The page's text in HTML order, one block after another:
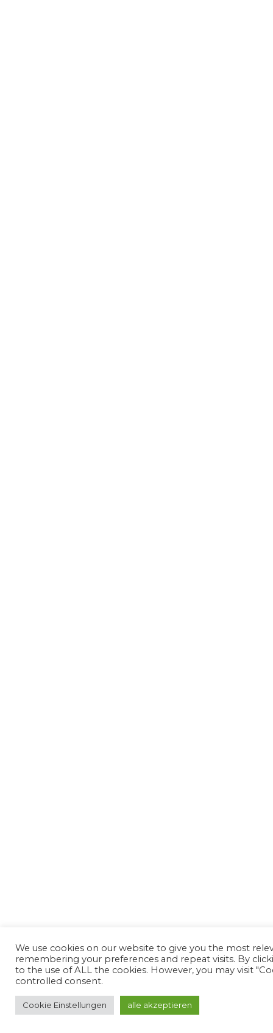
We use cookies on our website to give you the most
remembering your preferences and repeat visits. By
to the use of ALL the cookies. However, you may visit
controlled consent.
Cookie Einstellungen alle akzeptieren